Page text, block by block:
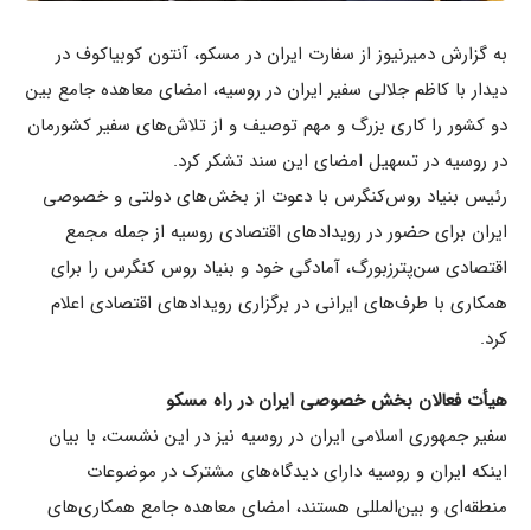
به گزارش دمیرنیوز از سفارت ایران در مسکو، آنتون کوبیاکوف در
دیدار با کاظم جلالی سفیر ایران در روسیه، امضای معاهده جامع بین
دو کشور را کاری بزرگ و مهم توصیف و از تلاش‌های سفیر کشورمان
در روسیه در تسهیل امضای این سند تشکر کرد.
رئیس بنیاد روس‌کنگرس با دعوت از بخش‌های دولتی و خصوصی
ایران برای حضور در رویدادهای اقتصادی روسیه از جمله مجمع
اقتصادی سن‌پترزبورگ، آمادگی خود و بنیاد روس کنگرس را برای
همکاری با طرف‌های ایرانی در برگزاری رویدادهای اقتصادی اعلام
کرد.
هیأت فعالان بخش خصوصی ایران در راه مسکو
سفیر جمهوری اسلامی ایران در روسیه نیز در این نشست، با بیان
اینکه ایران و روسیه دارای دیدگاه‌های مشترک در موضوعات
منطقه‌ای و بین‌المللی هستند، امضای معاهده جامع همکاری‌های